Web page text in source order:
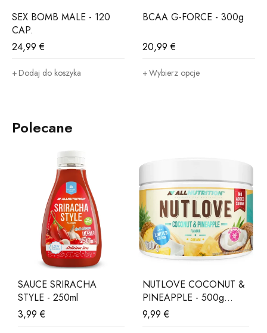
SEX BOMB MALE - 120
CAP.
24,99€
Dodaj do koszyka
BCAA G-FORCE - 300g
20,99€
Wybierz opcje
Polecane
SAUCE SRIRACHA
STYLE - 250ml
3,99€
NUTLOVE COCONUT &
PINEAPPLE - 500g
LIMITED EDITION
9,99€